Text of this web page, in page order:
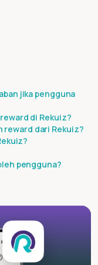
jika pengguna
di Rekuiz?
reward dari Rekuiz?
pengguna?